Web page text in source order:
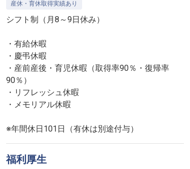
産休・育休取得実績あり
シフト制（月8～9日休み）
・有給休暇
・慶弔休暇
・産前産後・育児休暇（取得率90％・復帰率
90％）
・リフレッシュ休暇
・メモリアル休暇
※年間休日101日（有休は別途付与）
福利厚生